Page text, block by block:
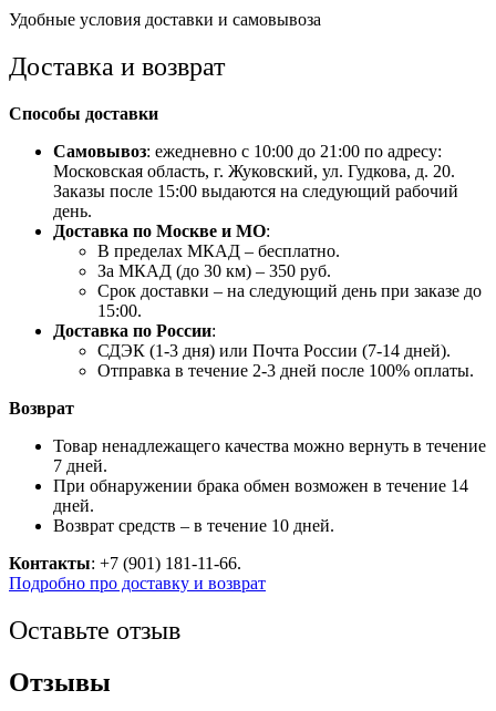
Удобные условия доставки и самовывоза
Доставка и возврат
Способы доставки
Самовывоз: ежедневно с 10:00 до 21:00 по адресу:
Московская область, г. Жуковский, ул. Гудкова, д. 20.
Заказы после 15:00 выдаются на следующий рабочий
день.
Доставка по Москве и МО:
В пределах МКАД – бесплатно.
За МКАД (до 30 км) – 350 руб.
Срок доставки – на следующий день при заказе до
15:00.
Доставка по России:
СДЭК (1-3 дня) или Почта России (7-14 дней).
Отправка в течение 2-3 дней после 100% оплаты.
Возврат
Товар ненадлежащего качества можно вернуть в течение
7 дней.
При обнаружении брака обмен возможен в течение 14
дней.
Возврат средств – в течение 10 дней.
Контакты: +7 (901) 181-11-66.
Подробно про доставку и возврат
Оставьте отзыв
Отзывы